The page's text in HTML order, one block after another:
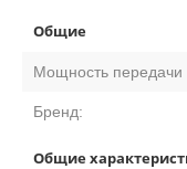
Общие
Мощность
Бренд:
Общие